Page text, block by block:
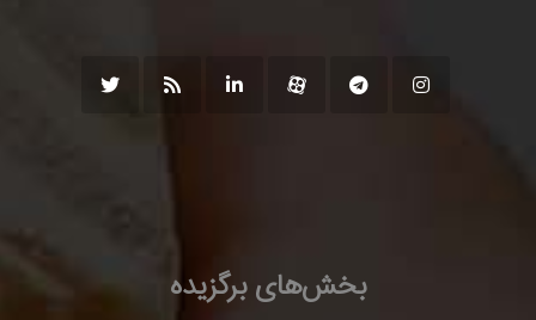
بخش‌های برگزیده